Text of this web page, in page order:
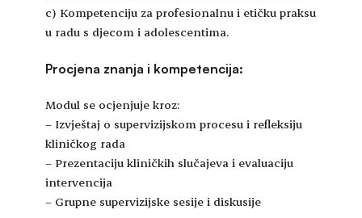
c) Kompetenciju za profesionalnu i etičku praksu
u radu s djecom i adolescentima.
Procjena znanja i kompetencija:
Modul se ocjenjuje kroz:
– Izvještaj o supervizijskom procesu i refleksiju
kliničkog rada
– Prezentaciju kliničkih slučajeva i evaluaciju
intervencija
– Grupne supervizijske sesije i diskusije